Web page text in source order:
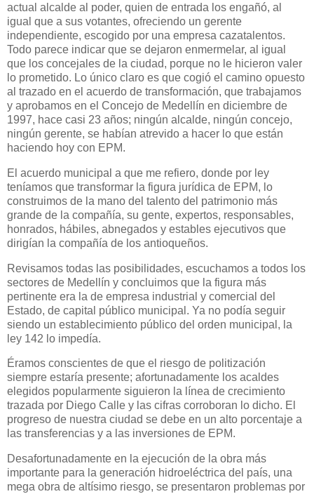
actual alcalde al poder, quien de entrada los engañó, al
igual que a sus votantes, ofreciendo un gerente
independiente, escogido por una empresa cazatalentos.
Todo parece indicar que se dejaron enmermelar, al igual
que los concejales de la ciudad, porque no le hicieron valer
lo prometido. Lo único claro es que cogió el camino opuesto
al trazado en el acuerdo de transformación, que trabajamos
y aprobamos en el Concejo de Medellín en diciembre de
1997, hace casi 23 años; ningún alcalde, ningún concejo,
ningún gerente, se habían atrevido a hacer lo que están
haciendo hoy con EPM.
El acuerdo municipal a que me refiero, donde por ley
teníamos que transformar la figura jurídica de EPM, lo
construimos de la mano del talento del patrimonio más
grande de la compañía, su gente, expertos, responsables,
honrados, hábiles, abnegados y estables ejecutivos que
dirigían la compañía de los antioqueños.
Revisamos todas las posibilidades, escuchamos a todos los
sectores de Medellín y concluimos que la figura más
pertinente era la de empresa industrial y comercial del
Estado, de capital público municipal. Ya no podía seguir
siendo un establecimiento público del orden municipal, la
ley 142 lo impedía.
Éramos conscientes de que el riesgo de politización
siempre estaría presente; afortunadamente los acaldes
elegidos popularmente siguieron la línea de crecimiento
trazada por Diego Calle y las cifras corroboran lo dicho. El
progreso de nuestra ciudad se debe en un alto porcentaje a
las transferencias y a las inversiones de EPM.
Desafortunadamente en la ejecución de la obra más
importante para la generación hidroeléctrica del país, una
mega obra de altísimo riesgo, se presentaron problemas por